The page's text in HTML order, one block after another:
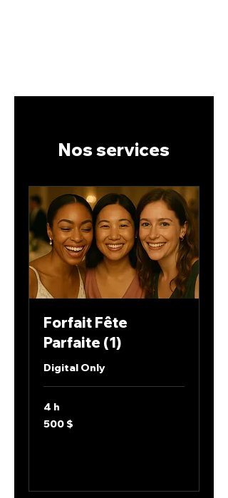
Nos services
Forfait Fête
Parfaite (1)
Digital Only
4 h
500 dollars
canadiens
500 $